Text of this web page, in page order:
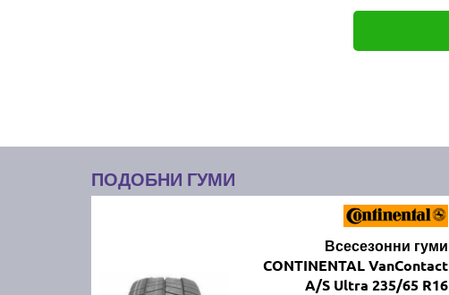
ПОДОБНИ ГУМИ
Всесезонни гуми
CONTINENTAL VanContact
A/S Ultra 235/65 R16